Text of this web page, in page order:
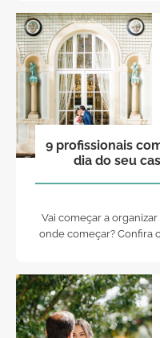
9 profissionais
dia do seu
Vai começar a
onde começar? Confira